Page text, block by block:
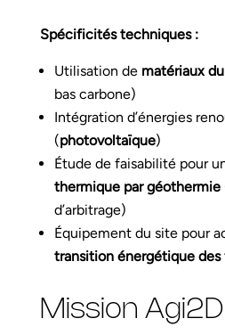
Spécificités techniques :
Utilisation de matériaux
bas carbone)
Intégration d’énergies
(photovoltaïque)
Étude de faisabilité pour
thermique par géothermie
d’arbitrage)
Équipement du site pour
transition énergétique
Mission Agi2D